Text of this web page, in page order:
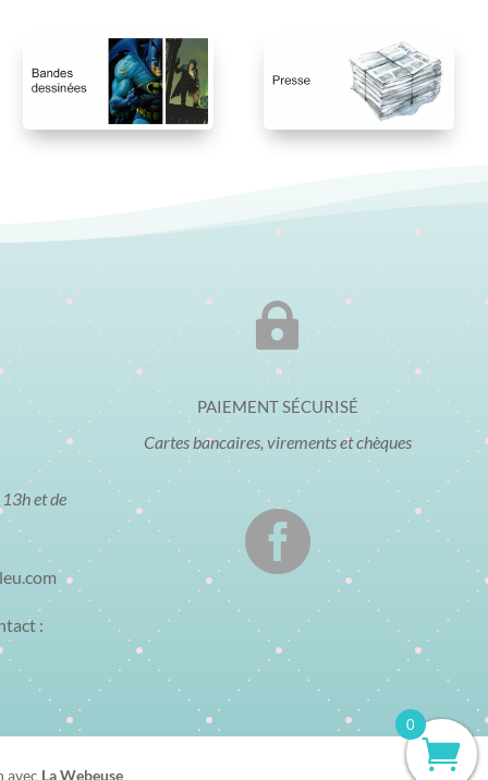
et de
:

PAIEMENT SÉCURISÉ
Cartes bancaires, virements et chèques

avec La Webeuse
0